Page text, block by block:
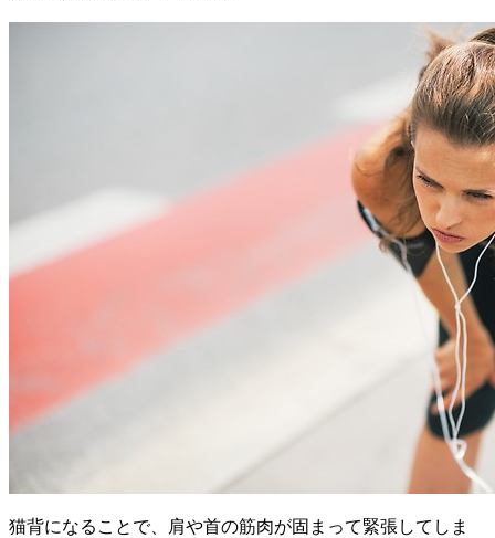
猫背になることで、肩や首の筋肉が固まって緊張してしま